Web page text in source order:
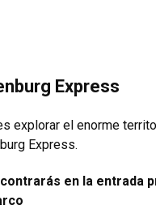
Express
explorar el enorme
Express.
en la entrada